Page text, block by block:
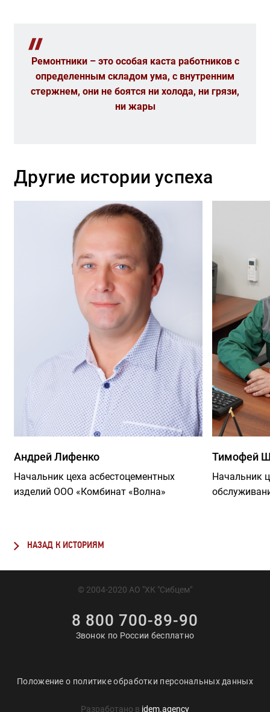
координацией действий всех участников ремонтных
процессов.
«Труд главного механика очень ответственный, –
говорит Сергей Михайлович. – Необходимо во всё
доступе техническая литература, интернет, опыт
коллег из других заводов».
Ремонтники – это особая каста работников с
определенным складом ума, с внутренним
стержнем, они не боятся ни холода, ни грязи,
ни жары
Другие истории успеха
Андрей Лифенко
Начальник цеха асбестоцементных
изделий ООО «Комбинат «Волна»
Тимофей
Начальник
НАЗАД К ИСТОРИЯМ
© 2004-2020 АО "ХК "Сибцем"
8 800 700-89-90
Звонок по России бесплатно
Положение о политике обработки персональных данных
Разработано в idem.agency